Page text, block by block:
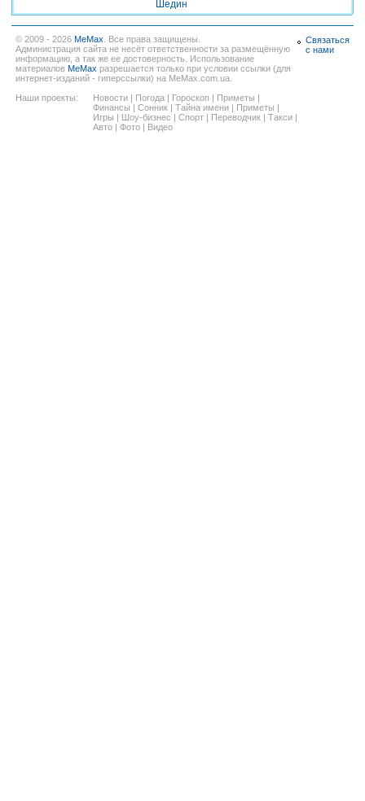
Шедин
© 2009 - 2026 MeMax . Все права защищены.
Администрация сайта не несёт ответственности за размещённую
информацию, а так же ее достоверность. Использование
материалов MeMax разрешается только при условии ссылки (для
интернет-изданий - гиперссылки) на MeMax.com.ua.
Наши проекты:
Новости Погода Гороскоп Приметы
Финансы
Сонник Тайна имени Приметы
Игры
Шоу-бизнес Спорт Переводчик Такси
Авто
Фото Видео
Связаться
с нами